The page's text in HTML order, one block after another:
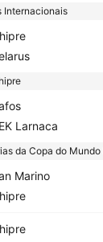
Internacionais
Larnaca
da Copa do Mundo
Marino